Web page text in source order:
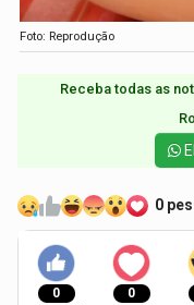
Foto: Reprodução
Receba todas as
0
0 0